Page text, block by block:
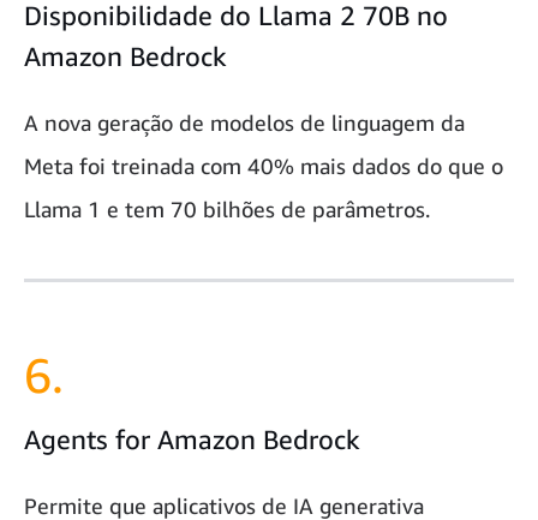
Disponibilidade do Llama 2 70B no
Amazon Bedrock
A nova geração de modelos de linguagem da
Meta foi treinada com 40% mais dados do que o
Llama 1 e tem 70 bilhões de parâmetros.
6.
Agents for Amazon Bedrock
Permite que aplicativos de IA generativa